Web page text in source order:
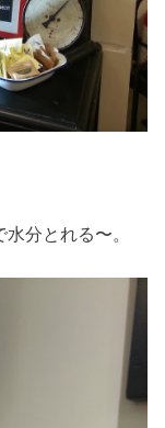
分とれる〜。